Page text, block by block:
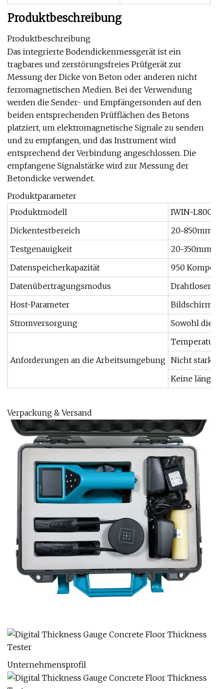
Produktbeschreibung
Produktbeschreibung
Das integrierte Bodendickenmessgerät ist ein
tragbares und zerstörungsfreies Prüfgerät zur
Messung der Dicke von Beton oder anderen nicht
ferromagnetischen Medien. Bei der Verwendung
werden die Sender- und Empfängersonden auf den
beiden entsprechenden Prüfflächen des Betons
platziert, um elektromagnetische Signale zu senden
und zu empfangen, und das Instrument wird
entsprechend der Verbindung angeschlossen. Die
empfangene Signalstärke wird zur Messung der
Betondicke verwendet.
Produktparameter
Produktmodell
IWIN-L800
Dickentestbereich
20~850mm
Testgenauigkeit
20~350mm
Datenspeicherkapazität
950
Datenübertragungsmodus
Drahtloser
Host-Parameter
Stromversorgung
Sowohl die
Anforderungen an die Arbeitsumgebung Nicht
Keine
Verpackung & Versand
Unternehmensprofil